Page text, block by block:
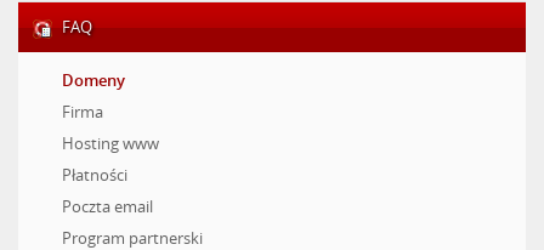
FAQ
Domeny
Firma
Hosting www
Płatności
Poczta email
Program partnerski